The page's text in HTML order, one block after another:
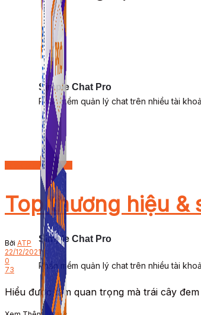
Simple Chat Pro
Phần mềm quản lý chat trên nhiều tài
Simple Chat Pro
Phần mềm quản lý chat trên nhiều tài
Review thương hiệu
Top thương hiệu &
Bởi ATP
22/12/2021
0
73
Hiểu được tầm quan trọng mà trái cây